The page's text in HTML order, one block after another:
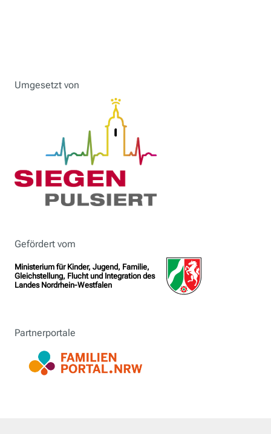
Umgesetzt von
Gefördert vom
Ministerium für Kinder, Jugend, Familie,
Gleichstellung, Flucht und Integration des
Landes Nordrhein-Westfalen
Partnerportale